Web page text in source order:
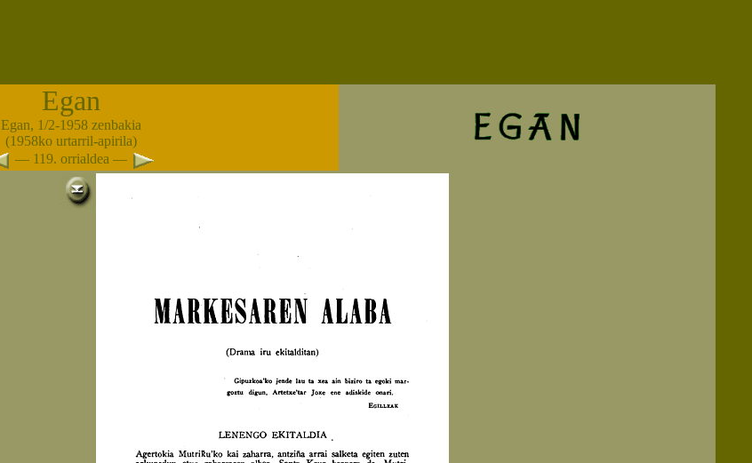
Egan
Egan, 1/2-1958 zenbakia
(1958ko urtarril-apirila)
— 119. orrialdea —